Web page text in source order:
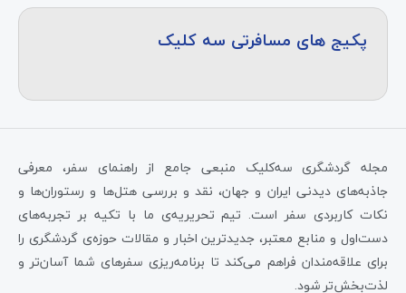
پکیج های مسافرتی سه کلیک
مجله گردشگری سه‌کلیک منبعی جامع از راهنمای سفر، معرفی
جاذبه‌های دیدنی ایران و جهان، نقد و بررسی هتل‌ها و رستوران‌ها و
نکات کاربردی سفر است. تیم تحریریه‌ی ما با تکیه بر تجربه‌های
دست‌اول و منابع معتبر، جدیدترین اخبار و مقالات حوزه‌ی گردشگری را
برای علاقه‌مندان فراهم می‌کند تا برنامه‌ریزی سفرهای شما آسان‌تر و
لذت‌بخش‌تر شود.